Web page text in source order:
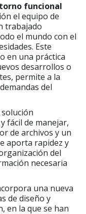
funcional
el equipo de
trabajado
el mundo con el
Este
en una práctica
desarrollos o
permite a la
del
fácil de manejar,
de archivos y un
aporta rapidez y
del
necesaria
una nueva
de diseño y
en la que se han